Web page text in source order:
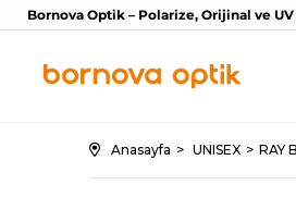
Bornova Optik – Polarize, Orijinal ve
Anasayfa UNISEX RAY